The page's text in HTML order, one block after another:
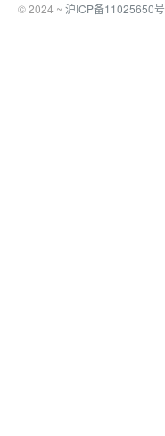
© 2024 ~ 沪ICP备11025650号